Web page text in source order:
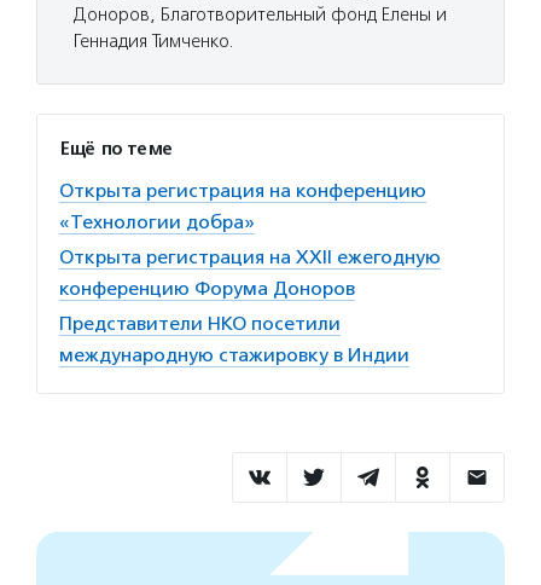
Доноров, Благотворительный фонд Елены и
Геннадия Тимченко.
Ещё по теме
Открыта регистрация на конференцию
«Технологии добра»
Открыта регистрация на XXII ежегодную
конференцию Форума Доноров
Представители НКО посетили
международную стажировку в Индии